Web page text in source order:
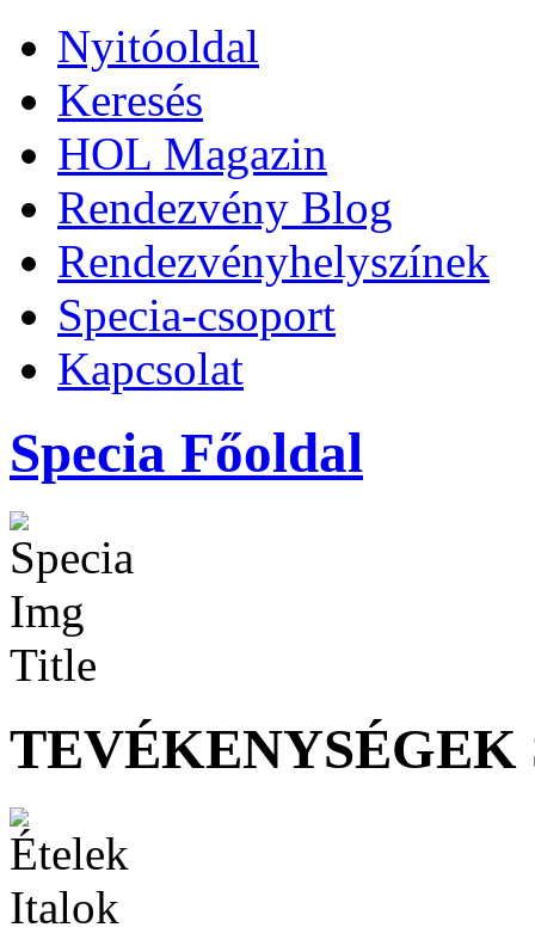
Nyitóoldal
Keresés
HOL Magazin
Rendezvény Blog
Rendezvényhelyszínek
Specia-csoport
Kapcsolat
Specia Főoldal
TEVÉKENYSÉGEK